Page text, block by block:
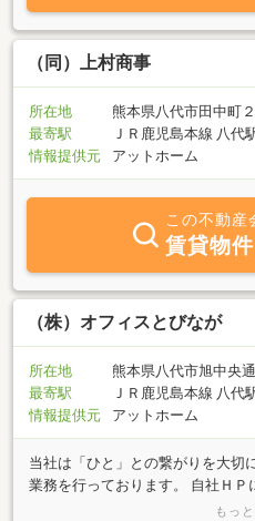
（同）上村商事
所在地
熊本県八代市田中町
最寄駅
ＪＲ鹿児島本線 八代
情報提供元
アットホーム
この不動産
賃貸物
（株）オフィスとびなが
所在地
熊本県八代市旭中央
最寄駅
ＪＲ鹿児島本線 八代
情報提供元
アットホーム
当社は「ひと」との繋がりを大切
業務を行っております。 自社ＨＰ
すので、是非そちらもご覧くださ
もっ